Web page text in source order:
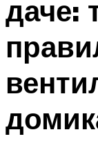
даче: